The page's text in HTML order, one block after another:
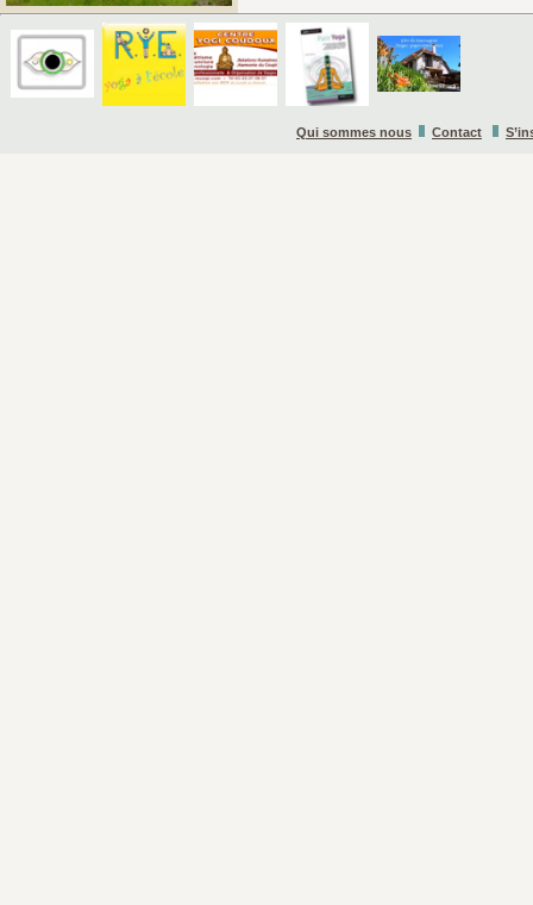
Qui sommes nous Contact